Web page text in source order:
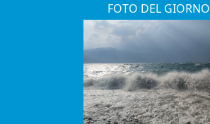
FOTO DEL GIORNO